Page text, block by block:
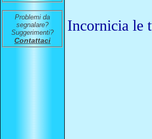
Incornicia le
Problemi da
segnalare?
Suggerimenti?
Contattaci